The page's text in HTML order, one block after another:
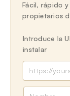
Fácil, rápido
propietarios
Introduce la
instalar